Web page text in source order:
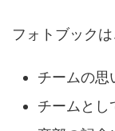
フォトブック
チームの思
チームとし